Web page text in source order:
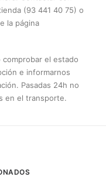
(93 441 40 75) o
la página
el estado
e informarnos
Pasadas 24h no
en el transporte.